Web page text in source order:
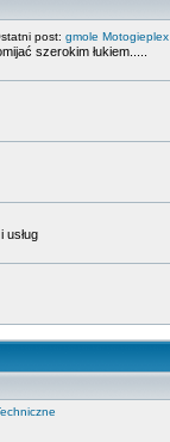
post: gmole Motogieplex
szerokim łukiem.....